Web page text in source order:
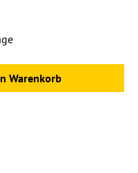
Wert
Warenkorb